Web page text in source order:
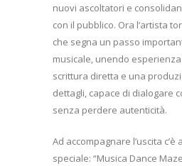
nuovi ascoltatori e
con il pubblico. Ora l’artista
che segna un passo
musicale, unendo
scrittura diretta e una
dettagli, capace di dialogare
senza perdere autenticità.
Ad accompagnare l’uscita
speciale: “Musica Dance